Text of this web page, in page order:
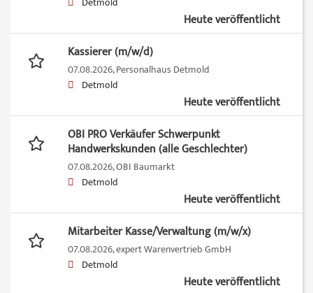
Heute veröffentlicht
Kassierer (m/w/d)
07.08.2026,Personalhaus Detmold
Detmold
Heute veröffentlicht
OBI PRO Verkäufer Schwerpunkt
Handwerkskunden (alle Geschlechter)
07.08.2026,OBI Baumarkt
Detmold
Heute veröffentlicht
Mitarbeiter Kasse/Verwaltung (m/w/x)
07.08.2026,expert Warenvertrieb GmbH
Detmold
Heute veröffentlicht